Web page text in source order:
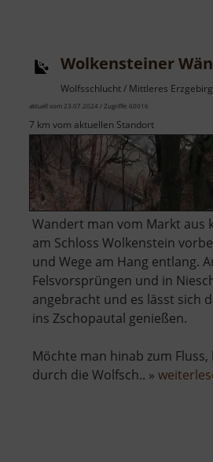
Wolkensteiner
Wolfsschlucht / Mittleres
aktuell vom 23.07.2024 / Zugriffe: 60016
7 km vom aktuellen Standort
Wandert man vom Markt aus
am Schloss Wolkenstein
und Wege am Hang entlang.
Felsvorsprüngen und in
angebracht und es lässt sich
ins Zschopautal genießen.
Möchte man hinab zum
durch die Wolfsch.. »